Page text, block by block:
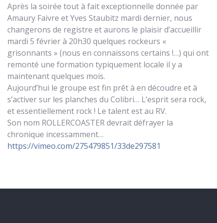
Après la soirée tout à fait exceptionnelle donnée par
Amaury Faivre et Yves Staubitz mardi dernier, nous
changerons de registre et aurons le plaisir d’accueillir
mardi 5 février à 20h30 quelques rockeurs «
grisonnants » (nous en connaissons certains !…) qui ont
remonté une formation typiquement locale il y a
maintenant quelques mois.
Aujourd’hui le groupe est fin prêt à en découdre et à
s’activer sur les planches du Colibri… L’esprit sera rock,
et essentiellement rock ! Le talent est au RV.
Son nom ROLLERCOASTER devrait défrayer la
chronique incessamment…
https://vimeo.com/275479851/33de297581